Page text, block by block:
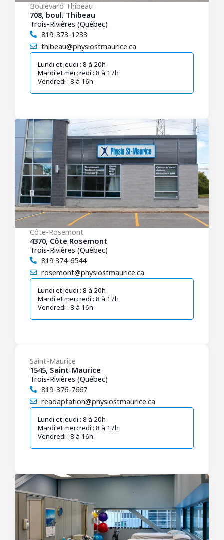
Boulevard Thibeau
708, boul. Thibeau
Trois-Rivières (Québec)
819-373-1233
thibeau@physiostmaurice.ca
Lundi et jeudi : 8 à 20h
Mardi et mercredi : 8 à 17h
Vendredi : 8 à 16h
Côte-Rosemont
4370, Côte Rosemont
Trois-Rivières (Québec)
819 374-6544
rosemont@physiostmaurice.ca
Lundi et jeudi : 8 à 20h
Mardi et mercredi : 8 à 17h
Vendredi : 8 à 16h
Saint-Maurice
1545, Saint-Maurice
Trois-Rivières (Québec)
819-376-7667
readaptation@physiostmaurice.ca
Lundi et jeudi : 8 à 20h
Mardi et mercredi : 8 à 17h
Vendredi : 8 à 16h